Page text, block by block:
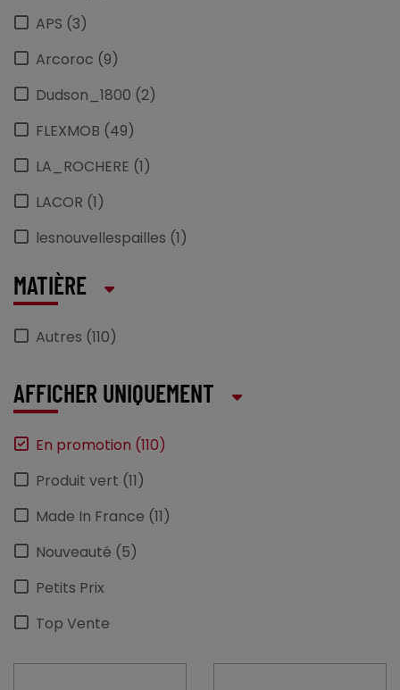
APS (3)
Arcoroc (9)
Dudson_1800 (2)
FLEXMOB (49)
LA_ROCHERE (1)
LACOR (1)
lesnouvellespailles (1)
PARANOCTA (7)
PINTINOX (1)
PRESSART (1)
PRO_COOKER (1)
PRO_MUNDI (18)
RAK (3)
SANTOS (1)
MATIÈRE
Autres (110)
AFFICHER UNIQUEMENT
En promotion (110)
Produit vert (11)
Made In France (11)
Nouveauté (5)
Petits Prix
Top Vente